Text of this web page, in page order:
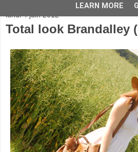
lundi 4 juin 2012
Total look Brandalley
LEARN MORE